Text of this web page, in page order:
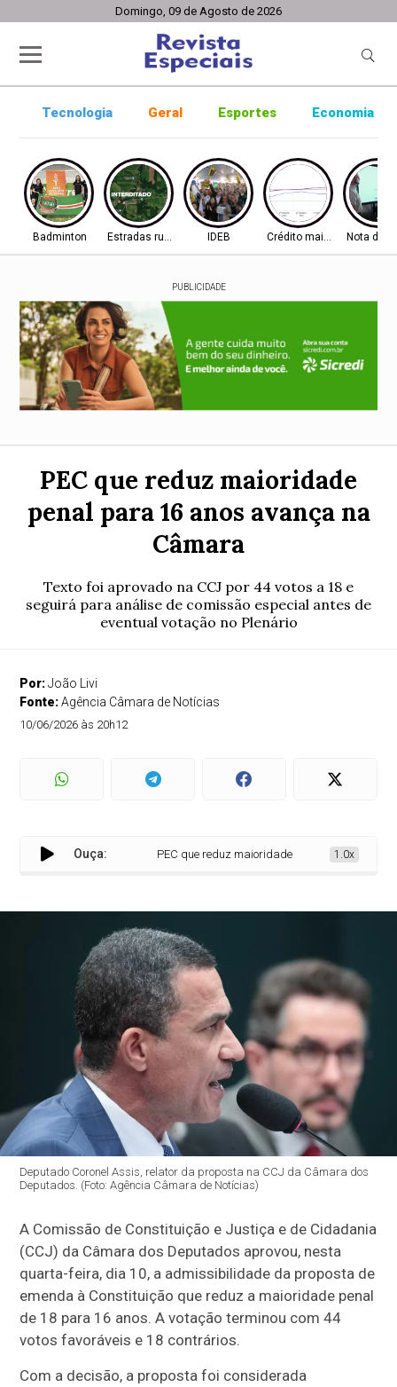
Domingo, 09 de Agosto de 2026
Tecnologia Geral Esportes Economia
Badminton Estradas rurais IDEB Crédito mais difícilNota do
PUBLICIDADE
PEC que reduz maioridade
penal para 16 anos avança na
Câmara
Texto foi aprovado na CCJ por 44 votos a 18 e
seguirá para análise de comissão especial antes de
eventual votação no Plenário
Por:João Livi
Fonte:Agência Câmara de Notícias
10/06/2026 às 20h12
Ouça: PEC que reduz maioridade penal para 16 anos
1.0x
Deputado Coronel Assis, relator da proposta na CCJ da Câmara dos
Deputados. (Foto: Agência Câmara de Notícias)
A Comissão de Constituição e Justiça e de Cidadania
(CCJ) da Câmara dos Deputados aprovou, nesta
quarta-feira, dia 10, a admissibilidade da proposta de
emenda à Constituição que reduz a maioridade penal
de 18 para 16 anos. A votação terminou com 44
votos favoráveis e 18 contrários.
Com a decisão, a proposta foi considerada